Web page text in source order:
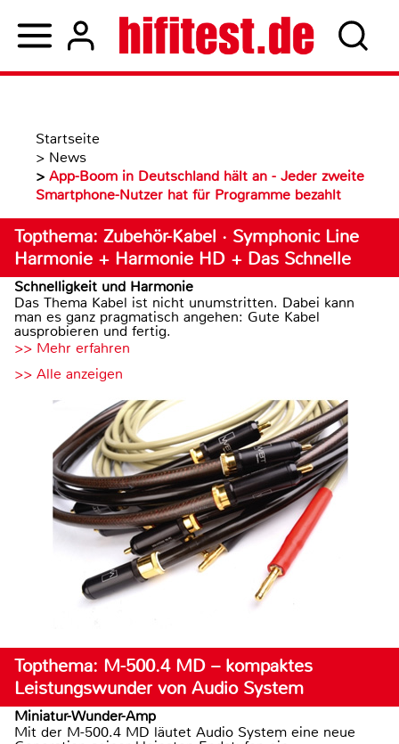
Startseite
> News
> App-Boom in Deutschland hält an - Jeder zweite
Smartphone-Nutzer hat für Programme bezahlt
Topthema: Zubehör-Kabel · Symphonic Line
Harmonie + Harmonie HD + Das Schnelle
Schnelligkeit und Harmonie
Das Thema Kabel ist nicht unumstritten. Dabei kann
man es ganz pragmatisch angehen: Gute Kabel
ausprobieren und fertig.
>> Mehr erfahren
>> Alle anzeigen
Topthema: M-500.4 MD – kompaktes
Leistungswunder von Audio System
Miniatur-Wunder-Amp
Mit der M-500.4 MD läutet Audio System eine neue